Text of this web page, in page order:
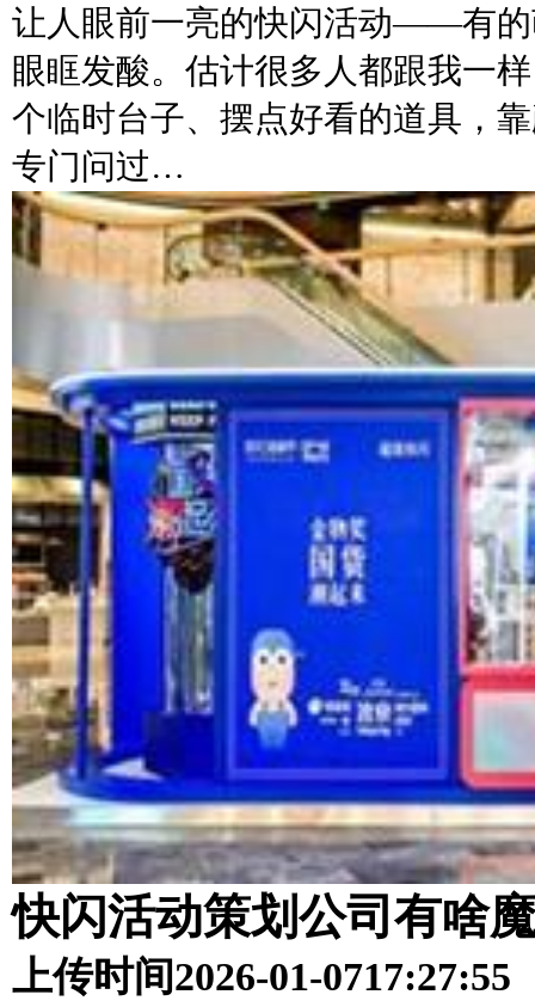
让人眼前一亮的快闪活动——有的
眼眶发酸。估计很多人都跟我一
个临时台子、摆点好看的道具，
专门问过…
快闪活动策划公司有啥
上传时间2026-01-0717:27:55